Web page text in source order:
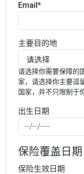
Email*
主要目的地
请选择你需要保障的
家，请选择你主要逗
国家，并不只限制于
出生日期
保险覆盖日期
保险生效日期